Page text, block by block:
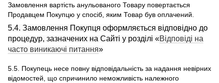
Замовлення вартість анульованого Товару повертається
Продавцем Покупцю у спосіб, яким Товар був оплачений.
5.4. Замовлення Покупця оформляється відповідно до
процедур, зазначених на Сайті у розділі «Відповіді на
часто виникаючі питання»
5.5. Покупець несе повну відповідальність за надання невірних
відомостей, що спричинило неможливість належного